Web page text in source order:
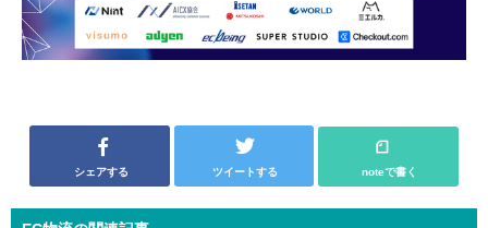
シェアする ツイートする noteで書く